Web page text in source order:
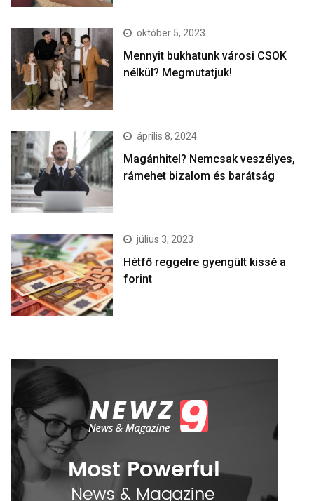
október 5, 2023
Mennyit bukhatunk városi CSOK
nélkül? Megmutatjuk!
április 8, 2024
Magánhitel? Nemcsak veszélyes,
rámehet bizalom és barátság
július 3, 2023
Hétfő reggelre gyengült kissé a
forint